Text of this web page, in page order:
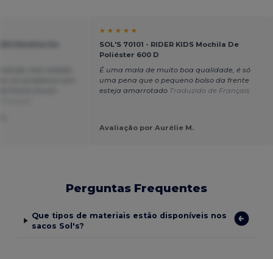
★ ★ ★ ★ ★
SOL'S 70101 - RIDER KIDS Mochila De
Poliéster 600 D
É uma mala de muito boa qualidade, é só
uma pena que o pequeno bolso da frente
esteja amarrotado Traduzido de Français
Avaliação por Aurélie M.
Perguntas Frequentes
Que tipos de materiais estão disponíveis nos
sacos Sol's?